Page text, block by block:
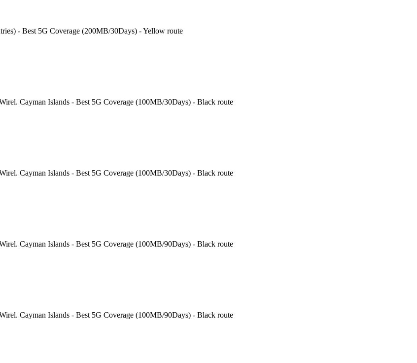
- Best 5G Coverage (200MB/30Days) - Yellow route
Cayman Islands - Best 5G Coverage (100MB/30Days) - Black route
Cayman Islands - Best 5G Coverage (100MB/30Days) - Black route
Cayman Islands - Best 5G Coverage (100MB/90Days) - Black route
Cayman Islands - Best 5G Coverage (100MB/90Days) - Black route